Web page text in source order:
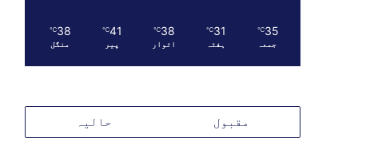
35
℃
جمعہ
31
℃
ہفتہ
38
℃
اتوار
41
℃
پیر
38
℃
منگل
مقبول حالیہ